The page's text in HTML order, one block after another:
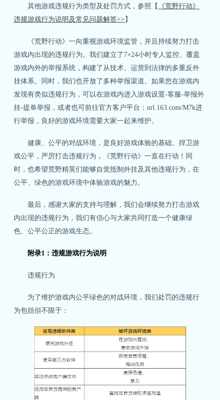
其他游戏违规行为类型及处罚方式，参照【
《荒野行动》
违规游戏行为说明及常见问题解答>>】
《荒野行动》一向重视游戏环境监管，并且持续努力打击
游戏内出现的违规行为。我们建立了7×24小时专人监控、覆盖
游戏内外的举报系统，构建了从技术、运营到法律的多重反外
挂体系。同时，我们也开放了多种举报渠道。如果您在游戏内
发现有类似违规行为，可以在游戏内进入游戏设置-客服-举报外
挂-提单举报，或者也可前往官方客户平台：url.163.com/M7k进
行举报，良好的游戏环境需要大家一起来维护。
健康、公平的对战环境，是良好游戏体验的基础。捍卫游
戏公平，严厉打击违规行为，《荒野行动》一直在行动！同
时，也希望荒野精英们能够自觉抵制外挂及其他违规行为，在
公平、绿色的游戏环境中体验游戏的魅力。
最后，感谢大家的支持与理解，我们会继续努力打击游戏
内出现的违规行为，我们有信心与大家共同打造一个健康绿
色、公平公正的游戏生态。
附录1：违规游戏行为说明
违规行为
为了维护游戏内公平绿色的对战环境，我们处罚的违规行
为包括但不限于：